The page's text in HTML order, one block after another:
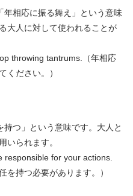
年相応に振る舞え」という意味
大人に対して使われることが
throwing tantrums.（年相応
ください。）
持つ」という意味です。大人と
いられます。
for your actions.
を持つ必要があります。）